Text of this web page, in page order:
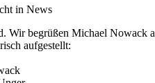
in News
Wir begrüßen Michael Nowack
aufgestellt: